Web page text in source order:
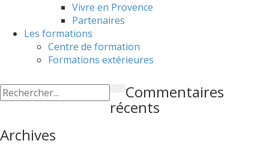
Vivre en Provence
Partenaires
Les formations
Centre de formation
Formations extérieures
Commentaires
récents
Archives